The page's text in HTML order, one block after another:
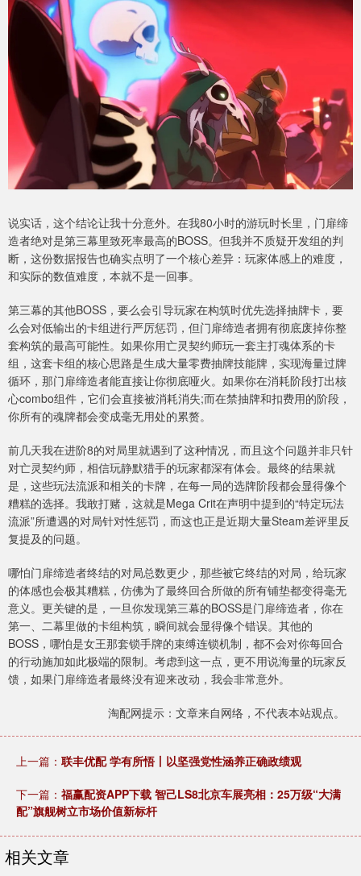
说实话，这个结论让我十分意外。在我80小时的游玩时长里，门扉缔
造者绝对是第三幕里致死率最高的BOSS。但我并不质疑开发组的判
断，这份数据报告也确实点明了一个核心差异：玩家体感上的难度，
和实际的数值难度，本就不是一回事。
第三幕的其他BOSS，要么会引导玩家在构筑时优先选择抽牌卡，要
么会对低输出的卡组进行严厉惩罚，但门扉缔造者拥有彻底废掉你整
套构筑的最高可能性。如果你用亡灵契约师玩一套主打魂体系的卡
组，这套卡组的核心思路是生成大量零费抽牌技能牌，实现海量过牌
循环，那门扉缔造者能直接让你彻底哑火。如果你在消耗阶段打出核
心combo组件，它们会直接被消耗消失;而在禁抽牌和扣费用的阶段，
你所有的魂牌都会变成毫无用处的累赘。
前几天我在进阶8的对局里就遇到了这种情况，而且这个问题并非只针
对亡灵契约师，相信玩静默猎手的玩家都深有体会。最终的结果就
是，这些玩法流派和相关的卡牌，在每一局的选牌阶段都会显得像个
糟糕的选择。我敢打赌，这就是Mega Crit在声明中提到的“特定玩法
流派”所遭遇的对局针对性惩罚，而这也正是近期大量Steam差评里反
复提及的问题。
哪怕门扉缔造者终结的对局总数更少，那些被它终结的对局，给玩家
的体感也会极其糟糕，仿佛为了最终回合所做的所有铺垫都变得毫无
意义。更关键的是，一旦你发现第三幕的BOSS是门扉缔造者，你在
第一、二幕里做的卡组构筑，瞬间就会显得像个错误。其他的
BOSS，哪怕是女王那套锁手牌的束缚连锁机制，都不会对你每回合
的行动施加如此极端的限制。考虑到这一点，更不用说海量的玩家反
馈，如果门扉缔造者最终没有迎来改动，我会非常意外。
淘配网提示：文章来自网络，不代表本站观点。
上一篇： 联丰优配 学有所悟丨以坚强党性涵养正确政绩观
下一篇： 福赢配资APP下载 智己LS8北京车展亮相：25万级“大满
配”旗舰树立市场价值新标杆
相关文章